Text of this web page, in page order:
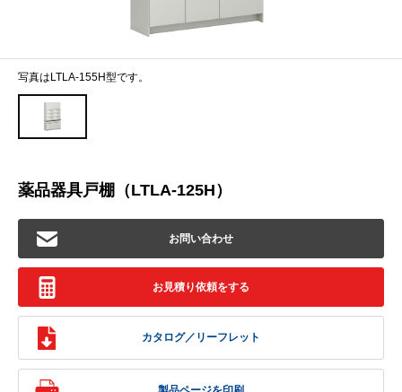
写真はLTLA-155H型です。
薬品器具戸棚（LTLA-125H）
お問い合わせ
お見積り依頼をする
カタログ／リーフレット